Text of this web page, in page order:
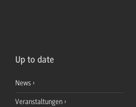
Up to date
News
Veranstaltungen